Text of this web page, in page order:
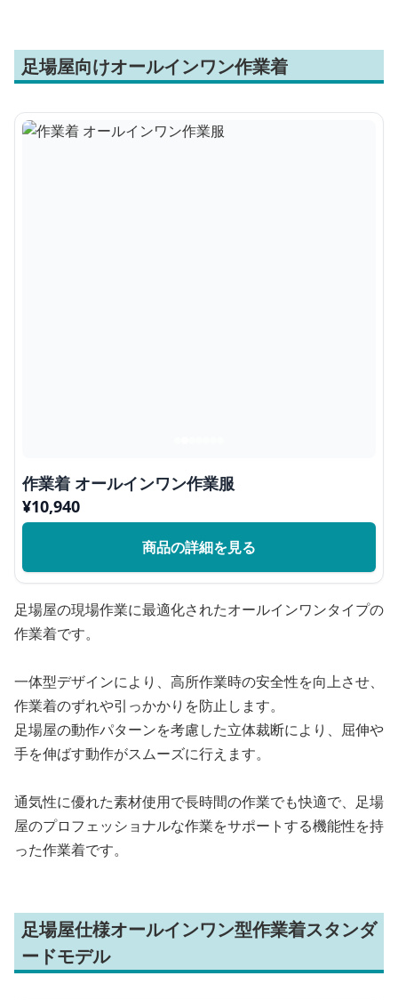
足場屋向けオールインワン作業着
作業着 オールインワン作業服
¥10,940
商品の詳細を見る
足場屋の現場作業に最適化されたオールインワンタイプの
作業着です。
一体型デザインにより、高所作業時の安全性を向上させ、
作業着のずれや引っかかりを防止します。
足場屋の動作パターンを考慮した立体裁断により、屈伸や
手を伸ばす動作がスムーズに行えます。
通気性に優れた素材使用で長時間の作業でも快適で、足場
屋のプロフェッショナルな作業をサポートする機能性を持
った作業着です。
足場屋仕様オールインワン型作業着スタンダ
ードモデル